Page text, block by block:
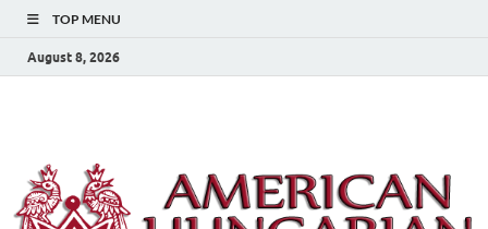
TOP MENU
August 8, 2026
Amerikai Magyar
Múzeum